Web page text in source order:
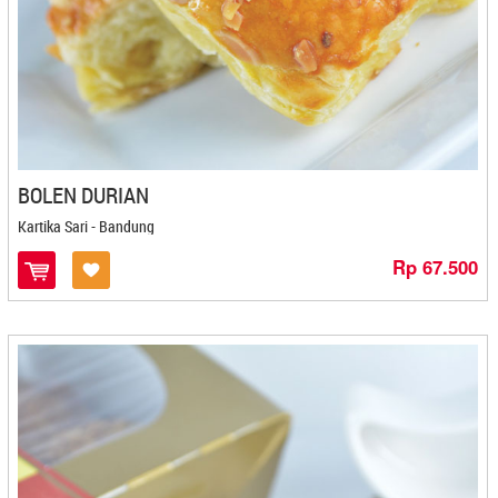
Lemper Sepinggan - Balikpapan
Leni Snack - Pekanbaru
Lestari - Magelang
Leya Oleh Oleh - Bontang
Limonan - Medan
Livana Spikoe - Jakarta
Lizmon - Bogor
Loenpia Mbak Lien - Semarang
Lunak - Semarang
Luti Gendang - Tanjung Pinang
Ma'nyus - Kediri
Madame Azalia - Cilegon
Madu Habang - Pangkal Pinang
Mae She Tie - Cilegon
Magelangan Bandeng Presto - Magelang
Magilang - Banjarbaru
BOLEN DURIAN
Kartika Sari - Bandung
Rp 67.500